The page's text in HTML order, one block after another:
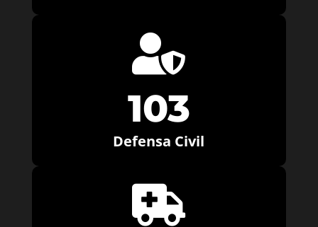

103
Defensa Civil
